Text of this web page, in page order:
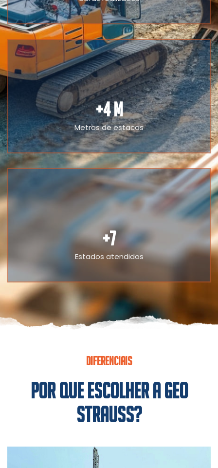
Metros de estacas
+4 M
Estados atendidos
+7
DIFERENCIAIS
POR QUE ESCOLHER A GEO
STRAUSS?